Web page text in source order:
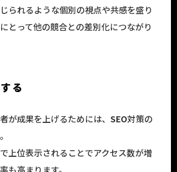
られるような個別の視点や共感を盛り
とって他の競合との差別化につながり
る
が成果を上げるためには、 SEO対策の
上位表示されることでアクセス数が増